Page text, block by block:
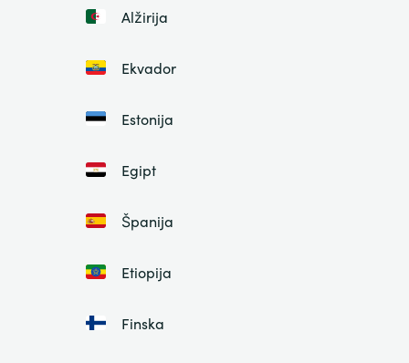
Alžirija
Ekvador
Estonija
Egipt
Španija
Etiopija
Finska